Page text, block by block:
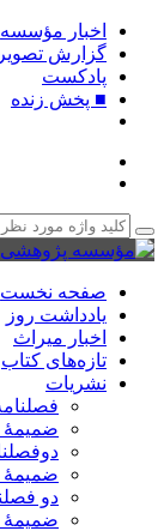
اخبار مؤسسه
گزارش
پادکست‌
■ پخش زنده
صفحه نخست
یادداشت روز
اخبار میراث
تازه‌های کتاب
نشریات
ضمیمۀ
ضمیمۀ
دو
ضمیمۀ